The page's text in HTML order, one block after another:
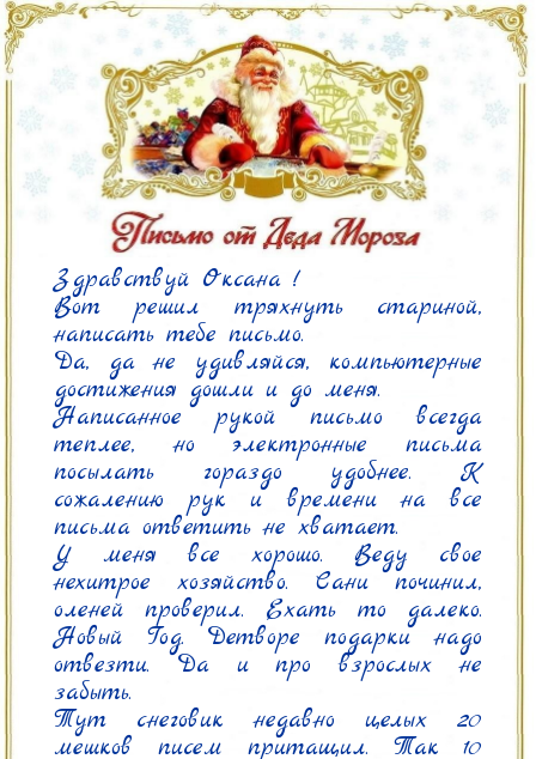
Здравствуй Оксана !
Вот решил тряхнуть стариной,
написать тебе письмо.
Да, да не удивляйся, компьютерные
достижения дошли и до меня.
Написанное рукой письмо всегда
теплее, но электронные письма
посылать гораздо удобнее. К
сожалению рук и времени на все
письма ответить не хватает.
У меня все хорошо. Веду свое
нехитрое хозяйство. Сани починил,
оленей проверил. Ехать то далеко.
Новый Год. Детворе подарки надо
отвезти. Да и про взрослых не
забыть.
Тут снеговик недавно целых 20
мешков писем притащил. Так 10